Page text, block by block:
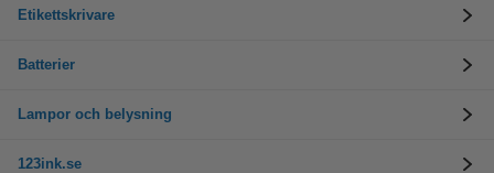
Etikettskrivare
Batterier
Lampor och belysning
123ink.se